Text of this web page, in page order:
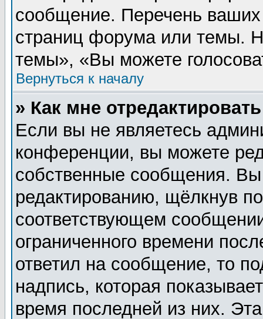
сообщение. Перечень ваших
страниц форума или темы.
темы», «Вы можете
Вернуться к началу
» Как мне
Если вы не являетесь
конференции, вы можете
собственные сообщения.
редактированию, щёлкнув
соответствующем
ограниченного времени
ответил на сообщение, то
надпись, которая
время последней из них.